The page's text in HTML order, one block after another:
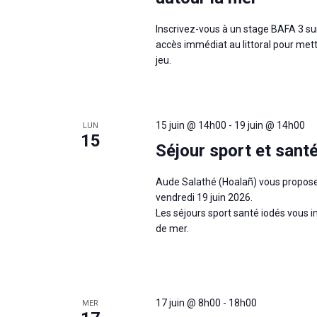
Inscrivez-vous à un stage BAFA 3
accès immédiat au littoral pour
jeu.
LUN
15 Séjour sport et
15 juin @ 14h00 - 19 juin @ 14h00
Aude Salathé (Hoalañ) vous
vendredi 19 juin 2026.
Les séjours sport santé iodés vous
de mer.
MER 17 juin @ 8h00 - 18h00